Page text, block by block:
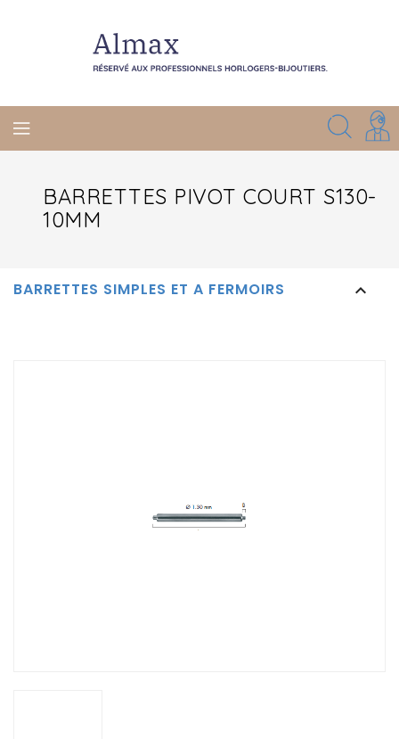
BARRETTES PIVOT COURT S130-
10MM
BARRETTES SIMPLES ET A FERMOIRS 